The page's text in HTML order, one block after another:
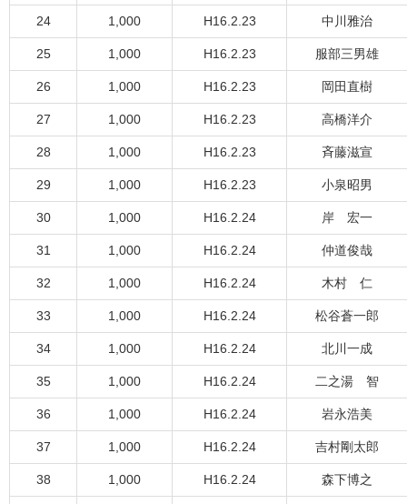
24 1,000 H16.2.23 中川雅治
25 1,000 H16.2.23 服部三男雄
26 1,000 H16.2.23 岡田直樹
27 1,000 H16.2.23 高橋洋介
28 1,000 H16.2.23 斉藤滋宣
29 1,000 H16.2.23 小泉昭男
30 1,000 H16.2.24 岸 宏一
31 1,000 H16.2.24 仲道俊哉
32 1,000 H16.2.24 木村 仁
33 1,000 H16.2.24 松谷蒼一郎
34 1,000 H16.2.24 北川一成
35 1,000 H16.2.24 二之湯 智
36 1,000 H16.2.24 岩永浩美
37 1,000 H16.2.24 吉村剛太郎
38 1,000 H16.2.24 森下博之